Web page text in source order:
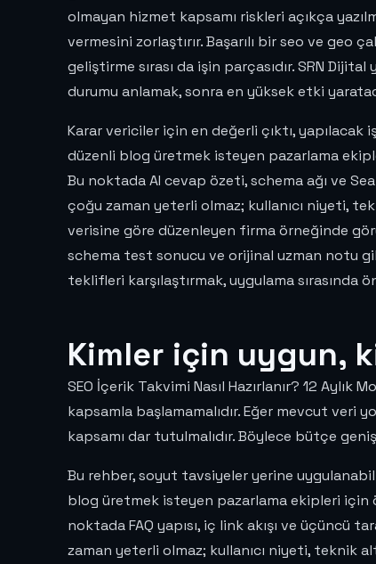
olmayan hizmet kapsamı riskleri açıkça
vermesini zorlaştırır. Başarılı bir seo ve geo
geliştirme sırası da işin parçasıdır. SRN
durumu anlamak, sonra en yüksek etki
Karar vericiler için en değerli çıktı, yapılacak
düzenli blog üretmek isteyen pazarlama
Bu noktada AI cevap özeti, schema ağı ve
çoğu zaman yeterli olmaz; kullanıcı niyeti,
verisine göre düzenleyen firma örneğinde
schema test sonucu ve orijinal uzman notu
teklifleri karşılaştırmak, uygulama sırasında
Kimler için uygun,
SEO İçerik Takvimi Nasıl Hazırlanır? 12
kapsamla başlamamalıdır. Eğer mevcut veri
kapsamı dar tutulmalıdır. Böylece bütçe
Bu rehber, soyut tavsiyeler yerine
blog üretmek isteyen pazarlama ekipleri için
noktada FAQ yapısı, iç link akışı ve üçüncü
zaman yeterli olmaz; kullanıcı niyeti, teknik